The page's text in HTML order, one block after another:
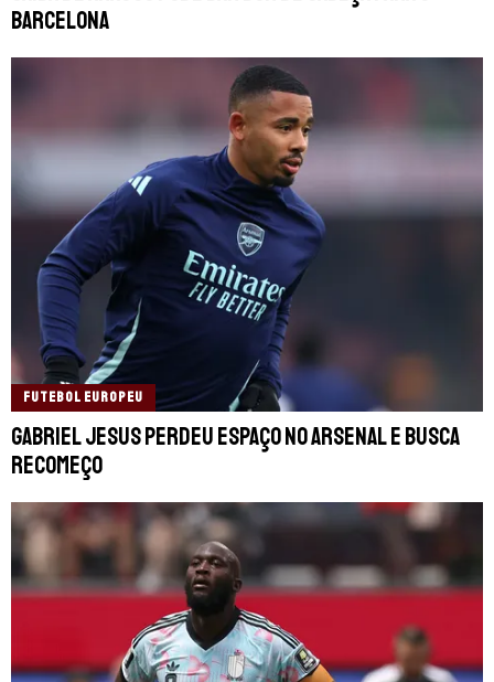
Barcelona
FUTEBOL EUROPEU
Gabriel Jesus perdeu espaço no Arsenal e busca
recomeço